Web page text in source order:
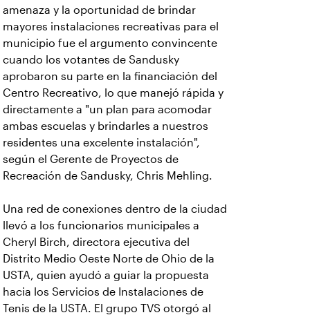
amenaza y la oportunidad de brindar
mayores instalaciones recreativas para el
municipio fue el argumento convincente
cuando los votantes de Sandusky
aprobaron su parte en la financiación del
Centro Recreativo, lo que manejó rápida y
directamente a "un plan para acomodar
ambas escuelas y brindarles a nuestros
residentes una excelente instalación",
según el Gerente de Proyectos de
Recreación de Sandusky, Chris Mehling.
Una red de conexiones dentro de la ciudad
llevó a los funcionarios municipales a
Cheryl Birch, directora ejecutiva del
Distrito Medio Oeste Norte de Ohio de la
USTA, quien ayudó a guiar la propuesta
hacia los Servicios de Instalaciones de
Tenis de la USTA. El grupo TVS otorgó al